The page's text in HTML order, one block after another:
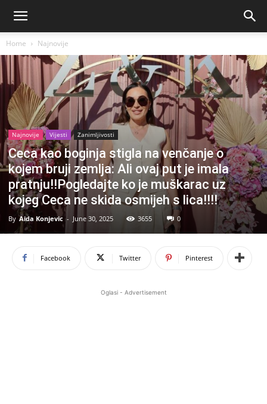
Home Najnovije
Najnovije Vijesti Zanimljivosti
Ceca kao boginja stigla na venčanje o
kojem bruji zemlja: Ali ovaj put je imala
pratnju!!Pogledajte ko je muškarac uz
kojeg Ceca ne skida osmijeh s lica!!!!
By Aida Konjevic - June 30, 2025 3655 0
Facebook Twitter Pinterest
Oglasi - Advertisement